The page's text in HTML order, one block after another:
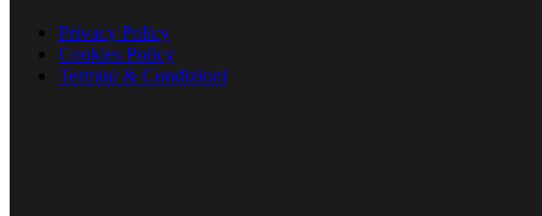
Privacy Policy
Cookies Policy
Termini & Condizioni